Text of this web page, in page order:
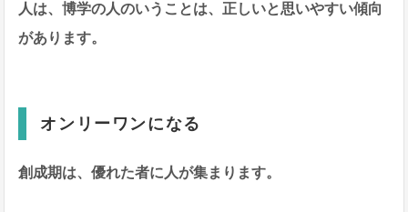
人は、博学の人のいうことは、正しいと思いやすい傾向
があります。
オンリーワンになる
創成期は、優れた者に人が集まります。